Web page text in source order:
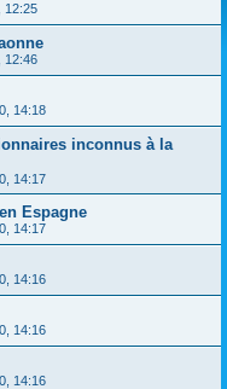
r
12:25
12:46
14:18
inconnus à la
14:17
Espagne
14:17
14:16
14:16
14:16